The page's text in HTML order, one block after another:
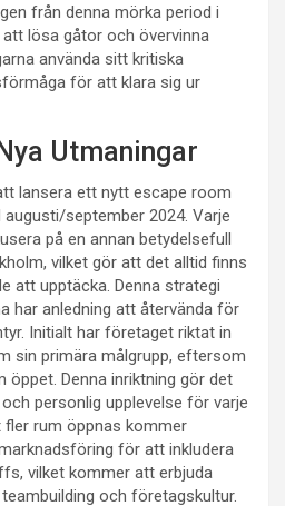
från denna mörka period i
lösa gåtor och övervinna
använda sitt kritiska
för att klara sig ur
Utmaningar
lansera ett nytt escape room
september 2024. Varje
på en annan betydelsefull
vilket gör att det alltid finns
att upptäcka. Denna strategi
har anledning att återvända för
Initialt har företaget riktat in
sin primära målgrupp, eftersom
öppet. Denna inriktning gör det
personlig upplevelse för varje
fler rum öppnas kommer
för att inkludera
vilket kommer att erbjuda
och företagskultur.